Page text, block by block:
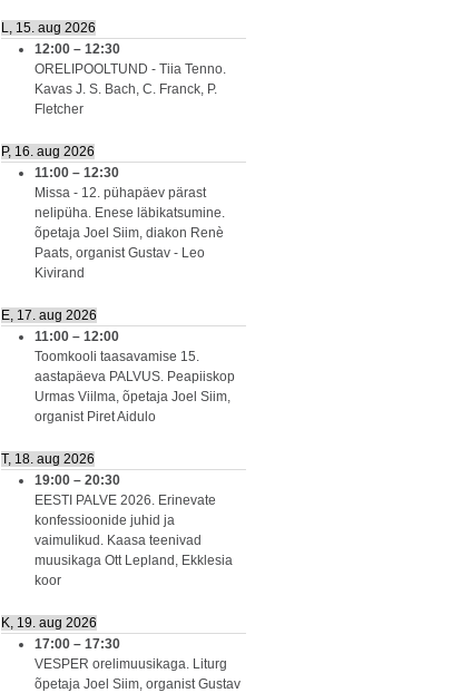
L, 15. aug 2026
12:00 – 12:30
ORELIPOOLTUND - Tiia Tenno.
Kavas J. S. Bach, C. Franck, P.
Fletcher
P, 16. aug 2026
11:00 – 12:30
Missa - 12. pühapäev pärast
nelipüha. Enese läbikatsumine.
õpetaja Joel Siim, diakon Renè
Paats, organist Gustav - Leo
Kivirand
E, 17. aug 2026
11:00 – 12:00
Toomkooli taasavamise 15.
aastapäeva PALVUS. Peapiiskop
Urmas Viilma, õpetaja Joel Siim,
organist Piret Aidulo
T, 18. aug 2026
19:00 – 20:30
EESTI PALVE 2026. Erinevate
konfessioonide juhid ja
vaimulikud. Kaasa teenivad
muusikaga Ott Lepland, Ekklesia
koor
K, 19. aug 2026
17:00 – 17:30
VESPER orelimuusikaga. Liturg
õpetaja Joel Siim, organist Gustav